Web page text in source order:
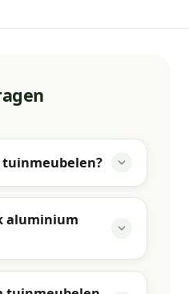
aluminium